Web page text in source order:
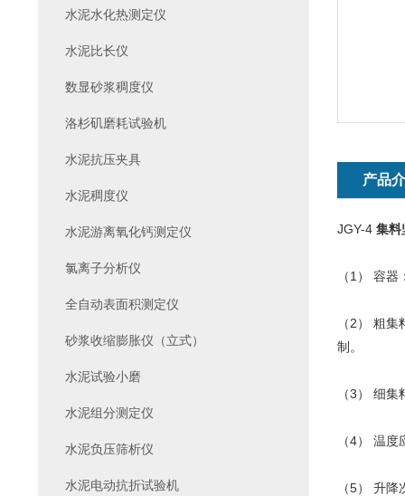
产品
JGY-4 集料
（1） 容
（2） 粗
制。
（3） 细
（4） 温
（5） 升
水泥水化热测定仪
水泥比长仪
数显砂浆稠度仪
洛杉矶磨耗试验机
水泥抗压夹具
水泥稠度仪
水泥游离氧化钙测定仪
氯离子分析仪
全自动表面积测定仪
砂浆收缩膨胀仪（立式）
水泥试验小磨
水泥组分测定仪
水泥负压筛析仪
水泥电动抗折试验机